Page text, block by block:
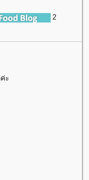
2
ะ